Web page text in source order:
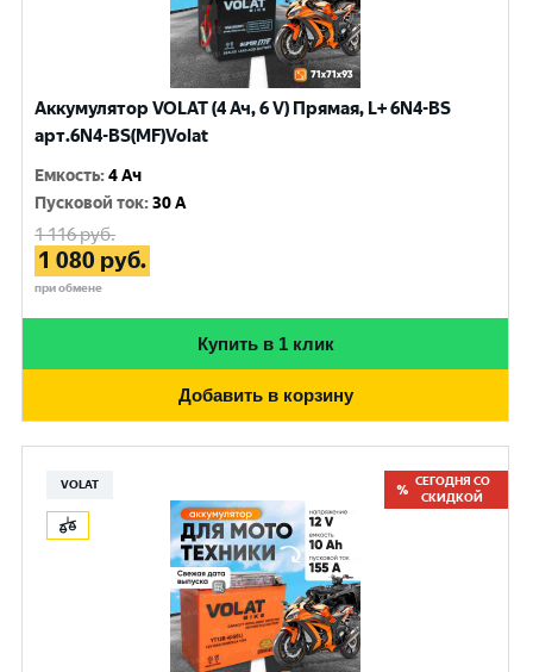
Аккумулятор VOLAT (4 Ач, 6 V) Прямая, L+ 6N4-BS
арт.6N4-BS(MF)Volat
Емкость:4 Ач
Пусковой ток:30 A
1 116руб.
1 080 руб.
при обмене
Купить в 1 клик
Добавить в корзину
VOLAT
СЕГОДНЯ СО
СКИДКОЙ